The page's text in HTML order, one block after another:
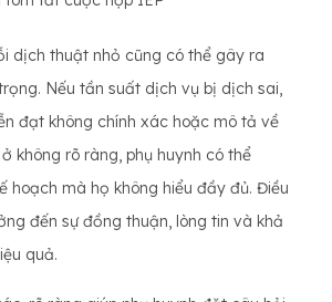
dịch thuật nhỏ cũng có thể gây ra
Nếu tần suất dịch vụ bị dịch sai,
đạt không chính xác hoặc mô tả về
không rõ ràng, phụ huynh có thể
hoạch mà họ không hiểu đầy đủ. Điều
đến sự đồng thuận, lòng tin và khả
quả.